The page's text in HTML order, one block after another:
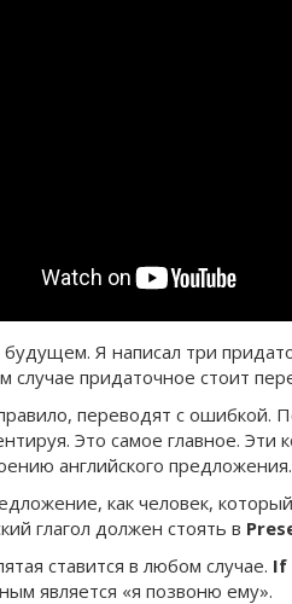
Я написал три
случае придаточное стоит
переводят с ошибкой.
Это самое главное.
английского предложения.
как человек,
глагол должен стоять в
ставится в любом случае. If
является «я позвоню ему».